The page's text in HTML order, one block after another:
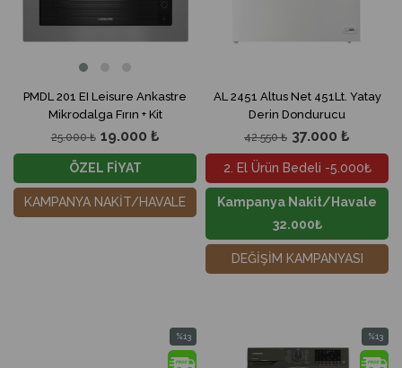
PMDL 201 EI Leisure Ankastre
Mikrodalga Fırın + Kit
19.000 ₺
25.000 ₺
ÖZEL FİYAT
KAMPANYA NAKİT/HAVALE
AL 2451 Altus Net 451Lt. Yatay
Derin Dondurucu
37.000 ₺
42.550 ₺
2. El Ürün Bedeli -5.000₺
Kampanya Nakit/Havale
32.000₺
DEĞİŞİM KAMPANYASI
%13
İndirim
%13
İndirim